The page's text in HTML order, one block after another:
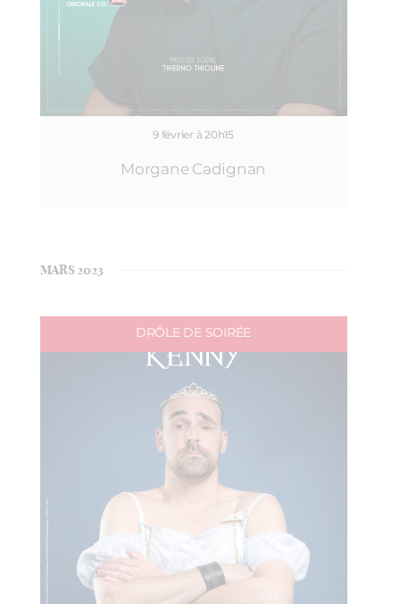
9 février à 20h15
Morgane Cadignan
MARS 2023
DRÔLE DE SOIRÉE